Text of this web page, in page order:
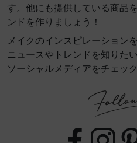
す。他にも提供している商品
ンドを作りましょう！
メイクのインスピレーション
ニュースやトレンドを知りた
ソーシャルメディアをチェッ